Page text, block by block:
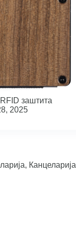
заштита
2025
, Канцеларија